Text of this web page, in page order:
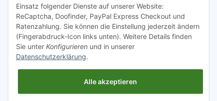
Abonnieren
Spamschutz aktiv
Gesetzliche Informationen
Einsatz folgender Dienste auf unserer Website:
ReCaptcha, Doofinder, PayPal Express Checkout und
Ratenzahlung. Sie können die Einstellung jederzeit ändern
(Fingerabdruck-Icon links unten). Weitere Details finden
Sie unter Konfigurieren und in unserer
Datenschutzerklärung.
Alle akzeptieren